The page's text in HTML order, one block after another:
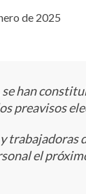
de 2025
se han
preavisos
trabajadoras
el